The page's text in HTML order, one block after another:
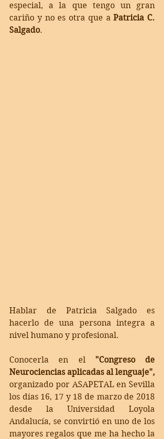
especial, a la que tengo un gran
cariño y no es otra que a Patricia C.
Salgado.
Hablar de Patricia Salgado es
hacerlo de una persona integra a
nivel humano y profesional.
Conocerla en el "Congreso de
Neurociencias aplicadas al lenguaje",
organizado por ASAPETAL en Sevilla
los días 16, 17 y 18 de marzo de 2018
desde la Universidad Loyola
Andalucía, se convirtió en uno de los
mayores regalos que me ha hecho la